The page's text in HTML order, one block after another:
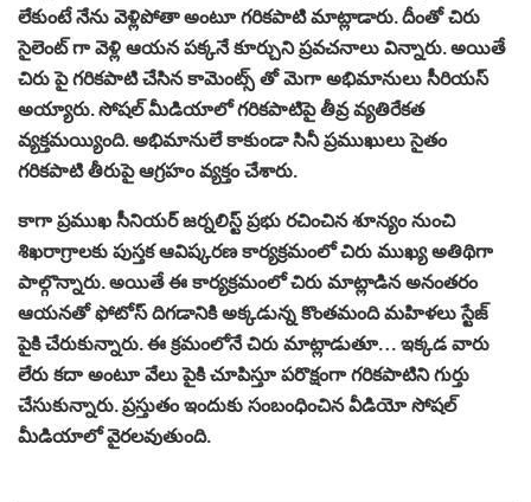
లేకుంటే నేను వెళ్లిపోతా అంటూ గరికపాటి మాట్లాడారు. దీంతో చిరు
సైలెంట్ గా వెళ్లి ఆయన పక్కనే కూర్చుని ప్రవచనాలు విన్నారు. అయితే
చిరు పై గరికపాటి చేసిన కామెంట్స్ తో మెగా అభిమానులు సీరియస్
అయ్యారు. సోషల్ మీడియాలో గరికపాటిపై తీవ్ర వ్యతిరేకత
వ్యక్తమయ్యింది. అభిమానులే కాకుండా సినీ ప్రముఖులు సైతం
గరికపాటి తీరుపై ఆగ్రహం వ్యక్తం చేశారు.
కాగా ప్రముఖ సీనియర్ జర్నలిస్ట్ ప్రభు రచించిన శూన్యం నుంచి
శిఖరాగ్రాలకు పుస్తక ఆవిష్కరణ కార్యక్రమంలో చిరు ముఖ్య అతిథిగా
పాల్గొన్నారు. అయితే ఈ కార్యక్రమంలో చిరు మాట్లాడిన అనంతరం
ఆయనతో ఫోటోస్ దిగడానికి అక్కడున్న కొంతమంది మహిళలు స్టేజ్
పైకి చేరుకున్నారు. ఈ క్రమంలోనే చిరు మాట్లాడుతూ… ఇక్కడ వారు
లేరు కదా అంటూ వేలు పైకి చూపిస్తూ పరొక్షంగా గరికపాటిని గుర్తు
చేసుకున్నారు. ప్రస్తుతం ఇందుకు సంబంధించిన వీడియో సోషల్
మీడియాలో వైరలవుతుంది.